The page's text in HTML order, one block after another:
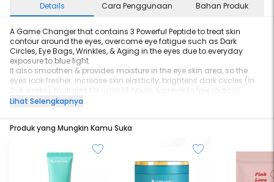
Details Cara Penggunaan Bahan Produk
A Game Changer that contains 3 Powerful Peptide to treat skin
contour around the eyes, overcome eye fatigue such as Dark
Circles, Eye Bags, Wrinkles, & Aging in the eyes due to everyday
exposure to blue light.
It also smoothen & provides moisture in the eye skin area, so the
eyes look fresher. increase skin elasticity, brightens dark circles (in
3-4 weeks), hydrates for up to 18 hours, & prevents free radical
damage with antioxidant power from Poria Cocos Extract.
BEST FOR:
- Fine Lines & Wrinkles
More Information:
Arthicoke & Caffeine scientifically proven can be visually reduces
Lihat Selengkapnya
Produk yang Mungkin Kamu Suka